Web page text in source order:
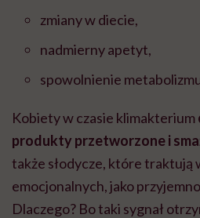
zmiany w diecie,
nadmierny apetyt,
spowolnienie
Kobiety w czasie klimakterium
produkty przetworzone i
także słodycze, które traktują
emocjonalnych, jako
Dlaczego? Bo taki sygnał